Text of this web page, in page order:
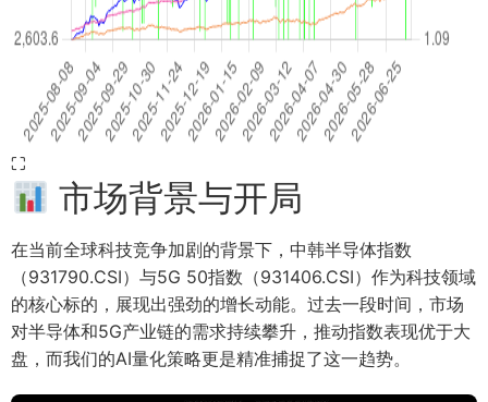
⛶
市场背景与开局
在当前全球科技竞争加剧的背景下，中韩半导体指数
（931790.CSI）与5G 50指数（931406.CSI）作为科技领域
的核心标的，展现出强劲的增长动能。过去一段时间，市场
对半导体和5G产业链的需求持续攀升，推动指数表现优于大
盘，而我们的AI量化策略更是精准捕捉了这一趋势。